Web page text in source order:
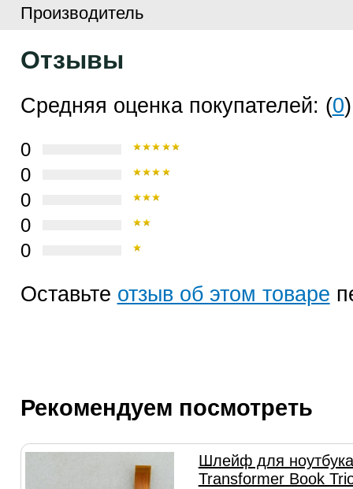
Производитель
Отзывы
Средняя оценка покупателей: (0)
0
0
0
0
0
Оставьте отзыв об этом товаре
Рекомендуем посмотреть
Шлейф для
Transformer Book